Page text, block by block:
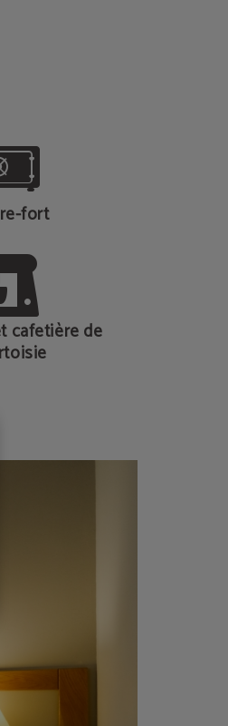
fort
cafetière de